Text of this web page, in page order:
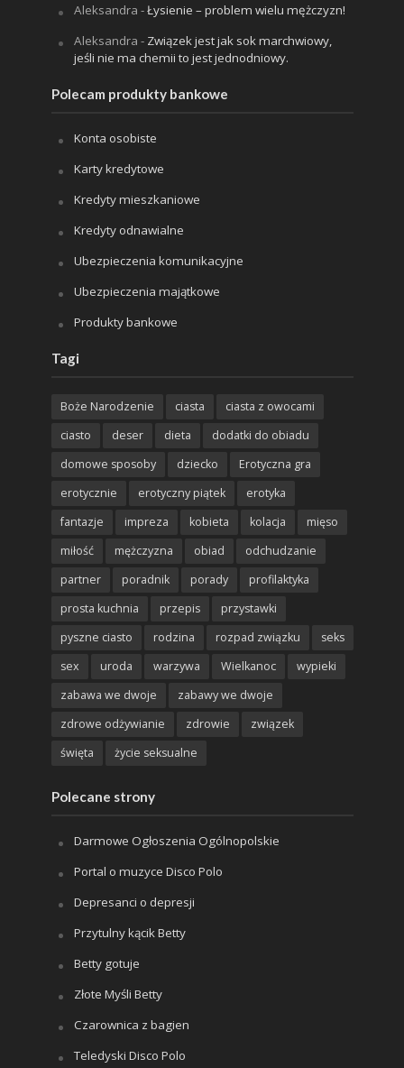
Aleksandra -Łysienie – problem wielu mężczyzn!
Aleksandra - Związek jest jak sok marchwiowy,
jeśli nie ma chemii to jest jednodniowy.
Polecam produkty bankowe
Konta osobiste
Karty kredytowe
Kredyty mieszkaniowe
Kredyty odnawialne
Ubezpieczenia komunikacyjne
Ubezpieczenia majątkowe
Produkty bankowe
Tagi
Boże Narodzenie ciasta
ciasta z owocami
ciasto
deser dieta
dodatki do obiadu
domowe sposoby
dziecko
Erotyczna gra
erotycznie
erotyczny piątek
erotyka
fantazje
impreza kobieta kolacja
mięso
miłość
mężczyzna obiad
odchudzanie
partner
poradnik porady
profilaktyka
prosta kuchnia
przepis
przystawki
pyszne ciasto
rodzina rozpad związku
seks
sex
uroda warzywa Wielkanoc
wypieki
zabawa we dwoje
zabawy we dwoje
zdrowe odżywianie
zdrowie
związek
święta
życie seksualne
Polecane strony
Darmowe Ogłoszenia Ogólnopolskie
Portal o muzyce Disco Polo
Depresanci o depresji
Przytulny kącik Betty
Betty gotuje
Złote Myśli Betty
Czarownica z bagien
Teledyski Disco Polo